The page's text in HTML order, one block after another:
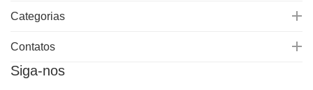
Categorias
Contatos
Siga-nos